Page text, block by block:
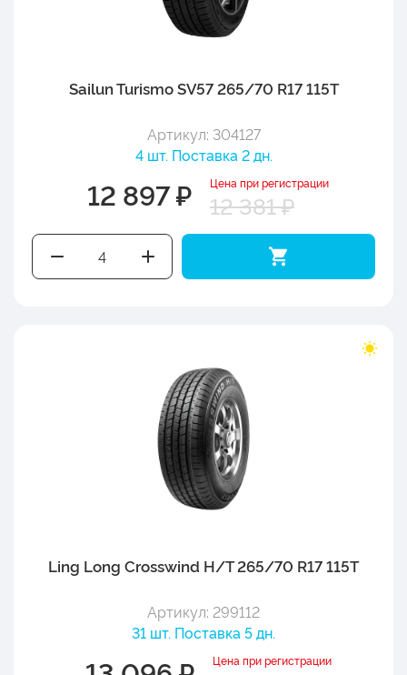
Sailun Turismo SV57 265/70 R17 115T
Артикул: 304127
4 шт. Поставка 2 дн.
12 897 ₽ Цена при регистрации
12 381 ₽
Ling Long Crosswind H/T 265/70 R17 115T
Артикул: 299112
31 шт. Поставка 5 дн.
Цена при регистрации